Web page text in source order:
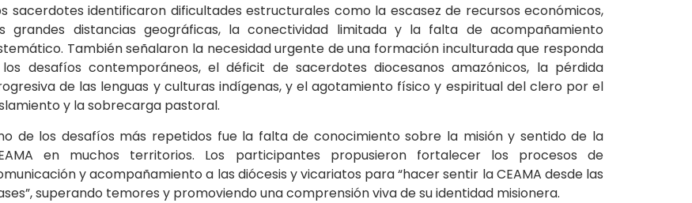
sacerdotes identificaron dificultades estructurales como la escasez de recursos económicos,
grandes distancias geográficas, la conectividad limitada y la falta de acompañamiento
También señalaron la necesidad urgente de una formación inculturada que responda
desafíos contemporáneos, el déficit de sacerdotes diocesanos amazónicos, la pérdida
de las lenguas y culturas indígenas, y el agotamiento físico y espiritual del clero por el
y la sobrecarga pastoral.
de los desafíos más repetidos fue la falta de conocimiento sobre la misión y sentido de la
en muchos territorios. Los participantes propusieron fortalecer los procesos de
y acompañamiento a las diócesis y vicariatos para “hacer sentir la CEAMA desde las
superando temores y promoviendo una comprensión viva de su identidad misionera.